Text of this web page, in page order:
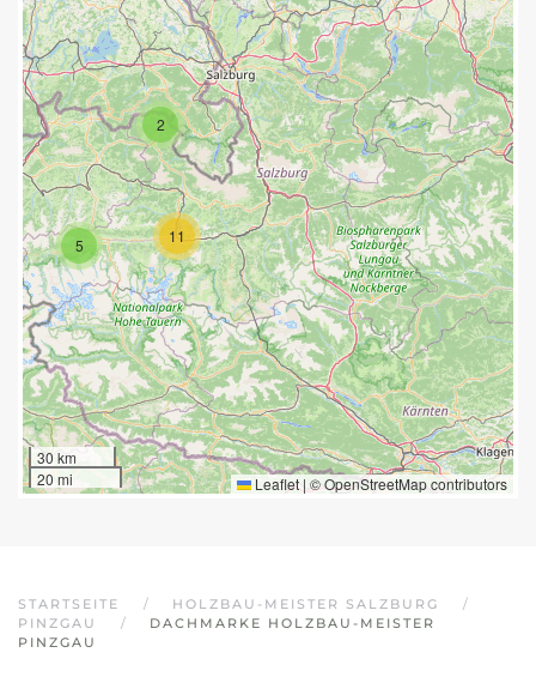
2
11
5
30 km
20 mi
Leaflet | ©OpenStreetMapcontributors
STARTSEITE
HOLZBAU-MEISTER SALZBURG
PINZGAU
DACHMARKE HOLZBAU-MEISTER
PINZGAU